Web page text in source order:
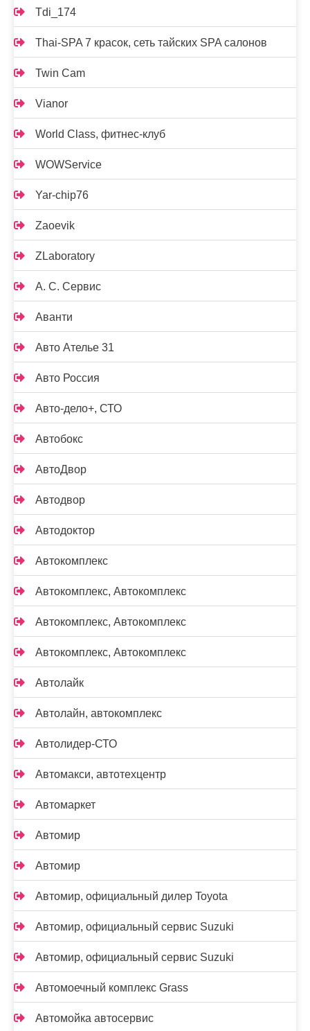
Tdi_174
Thai-SPA 7 красок, сеть тайских SPA салонов
Twin Cam
Vianor
World Class, фитнес-клуб
WOWService
Yar-chip76
Zaoevik
ZLaboratory
А. С. Сервис
Аванти
Авто Ателье 31
Авто Россия
Авто-дело+, СТО
Автобокс
АвтоДвор
Автодвор
Автодоктор
Автокомплекс
Автокомплекс, Автокомплекс
Автокомплекс, Автокомплекс
Автокомплекс, Автокомплекс
Автолайк
Автолайн, автокомплекс
Автолидер-СТО
Автомакси, автотехцентр
Автомаркет
Автомир
Автомир
Автомир, официальный дилер Toyota
Автомир, официальный сервис Suzuki
Автомир, официальный сервис Suzuki
Автомоечный комплекс Grass
Автомойка автосервис